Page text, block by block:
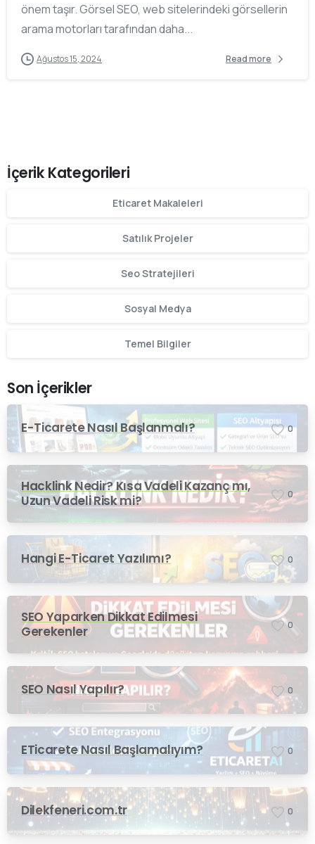
önem taşır. Görsel SEO, web sitelerindeki görsellerin
arama motorları tarafından daha...
Ağustos 15, 2024 Read more
İçerik Kategorileri
Eticaret Makaleleri
Satılık Projeler
Seo Stratejileri
Sosyal Medya
Temel Bilgiler
Son İçerikler
E-Ticarete Nasıl Başlanmalı? 0
Hacklink Nedir? Kısa Vadeli Kazanç mı,
Uzun Vadeli Risk mi?
0
Hangi E-Ticaret Yazılımı? 0
SEO Yaparken Dikkat Edilmesi
Gerekenler
0
SEO Nasıl Yapılır? 0
ETicarete Nasıl Başlamalıyım? 0
Dilekfeneri.com.tr 0